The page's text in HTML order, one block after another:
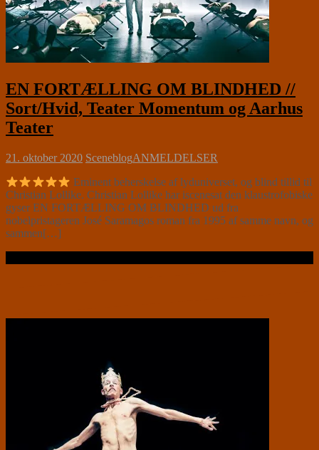
EN FORTÆLLING OM BLINDHED //
Sort/Hvid, Teater Momentum og Aarhus
Teater
21. oktober 2020 SceneblogANMELDELSER
Eminent beherskelse af lyduniverset, og blind tillid til
Christian Lollike. Christian Lollike har iscenesat den klaustrofobiske
gyser EN FORTÆLLING OM BLINDHED ud fra
nobelpristageren José Saramagos roman fra 1995 af samme navn, og
sammen[…]